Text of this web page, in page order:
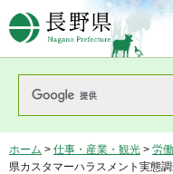
長野県
ホーム > 仕事・産業・観光 > 労
県カスタマーハラスメント実態